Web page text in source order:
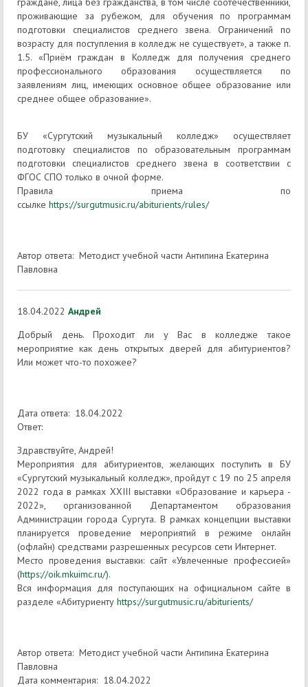
проживающие за рубежом, для обучения по программам
подготовки специалистов среднего звена. Ограничений по
возрасту для поступления в колледж не существует», а также п.
1.5. «Приём граждан в Колледж для получения среднего
профессионального образования осуществляется по
заявлениям лиц, имеющих основное общее образование или
среднее общее образование».
БУ «Сургутский музыкальный колледж» осуществляет
подготовку специалистов по образовательным программам
подготовки специалистов среднего звена в соответствии с
ФГОС СПО только в очной форме.
Правила приема по
ссылке https://surgutmusic.ru/abiturients/rules/
Автор ответа: Методист учебной части Антипина Екатерина
Павловна
18.04.2022 Андрей
Добрый день. Проходит ли у Вас в колледже такое
мероприятие как день открытых дверей для абитуриентов?
Или может что-то похожее?
Дата ответа: 18.04.2022
Ответ:
Здравствуйте, Андрей!
Мероприятия для абитуриентов, желающих поступить в БУ
«Сургутский музыкальный колледж», пройдут с 19 по 25 апреля
2022 года в рамках XXIII выставки «Образование и карьера -
2022», организованной Департаментом образования
Администрации города Сургута. В рамках концепции выставки
планируется проведение мероприятий в режиме онлайн
(офлайн) средствами разрешенных ресурсов сети Интернет.
Место проведения выставки: сайт «Увлеченные профессией»
(https://oik.mkuimc.ru/).
Вся информация для поступающих на официальном сайте в
разделе «Абитуриенту https://surgutmusic.ru/abiturients/
Автор ответа: Методист учебной части Антипина Екатерина
Павловна
Дата комментария: 18.04.2022